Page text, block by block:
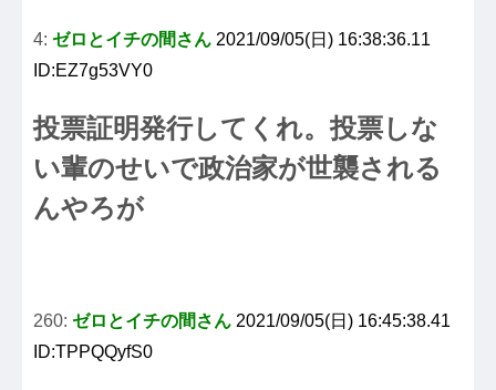
4: ゼロとイチの間さん 2021/09/05(日) 16:38:36.11
ID:EZ7g53VY0
投票証明発行してくれ。投票しな
い輩のせいで政治家が世襲される
んやろが
260: ゼロとイチの間さん 2021/09/05(日) 16:45:38.41
ID:TPPQQyfS0